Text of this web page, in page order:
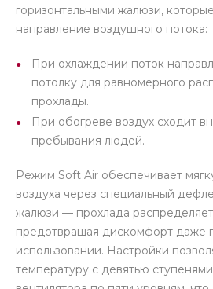
горизонтальными жалюзи,
направление воздушного потока:
При охлаждении поток
потолку для равномерного
прохлады.
При обогреве воздух сходит
пребывания людей.
Режим Soft Air обеспечивает
воздуха через специальный
жалюзи — прохлада
предотвращая дискомфорт даже
использовании. Настройки
температуру с девятью